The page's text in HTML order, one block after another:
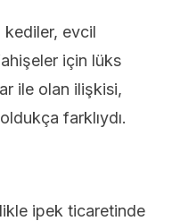
kediler, evcil
için lüks
ile olan ilişkisi,
farklıydı.
ipek ticaretinde